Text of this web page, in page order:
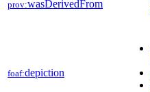
prov:wasDerivedFrom
foaf:depiction